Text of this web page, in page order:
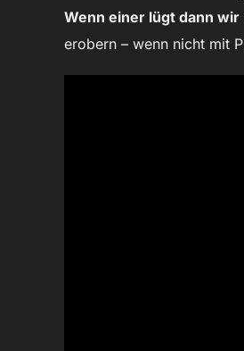
Wenn einer lügt dann wir
erobern – wenn nicht mit